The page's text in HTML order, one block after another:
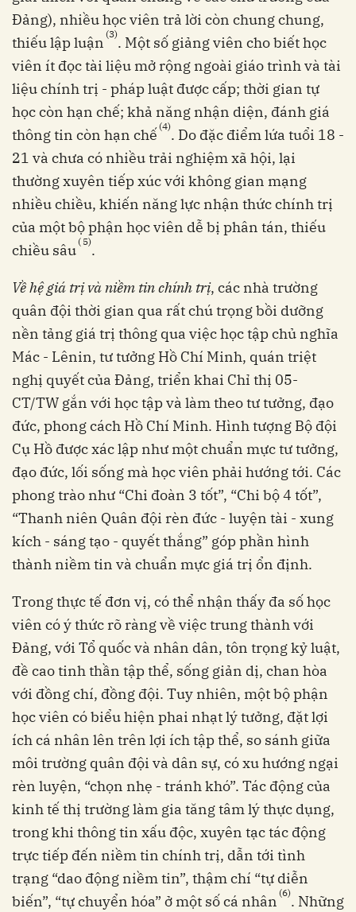
Đảng), nhiều học viên trả lời còn chung chung,
thiếu lập luận (3). Một số giảng viên cho biết học
viên ít đọc tài liệu mở rộng ngoài giáo trình và tài
liệu chính trị - pháp luật được cấp; thời gian tự
học còn hạn chế; khả năng nhận diện, đánh giá
thông tin còn hạn chế (4). Do đặc điểm lứa tuổi 18 -
21 và chưa có nhiều trải nghiệm xã hội, lại
thường xuyên tiếp xúc với không gian mạng
nhiều chiều, khiến năng lực nhận thức chính trị
của một bộ phận học viên dễ bị phân tán, thiếu
chiều sâu( 5).
Về hệ giá trị và niềm tin chính trị, các nhà trường
quân đội thời gian qua rất chú trọng bồi dưỡng
nền tảng giá trị thông qua việc học tập chủ nghĩa
Mác - Lênin, tư tưởng Hồ Chí Minh, quán triệt
nghị quyết của Đảng, triển khai Chỉ thị 05-
CT/TW gắn với học tập và làm theo tư tưởng, đạo
đức, phong cách Hồ Chí Minh. Hình tượng Bộ đội
Cụ Hồ được xác lập như một chuẩn mực tư tưởng,
đạo đức, lối sống mà học viên phải hướng tới. Các
phong trào như “Chi đoàn 3 tốt”, “Chi bộ 4 tốt”,
“Thanh niên Quân đội rèn đức - luyện tài - xung
kích - sáng tạo - quyết thắng” góp phần hình
thành niềm tin và chuẩn mực giá trị ổn định.
Trong thực tế đơn vị, có thể nhận thấy đa số học
viên có ý thức rõ ràng về việc trung thành với
Đảng, với Tổ quốc và nhân dân, tôn trọng kỷ luật,
đề cao tinh thần tập thể, sống giản dị, chan hòa
với đồng chí, đồng đội. Tuy nhiên, một bộ phận
học viên có biểu hiện phai nhạt lý tưởng, đặt lợi
ích cá nhân lên trên lợi ích tập thể, so sánh giữa
môi trường quân đội và dân sự, có xu hướng ngại
rèn luyện, “chọn nhẹ - tránh khó”. Tác động của
kinh tế thị trường làm gia tăng tâm lý thực dụng,
trong khi thông tin xấu độc, xuyên tạc tác động
trực tiếp đến niềm tin chính trị, dẫn tới tình
trạng “dao động niềm tin”, thậm chí “tự diễn
biến”, “tự chuyển hóa” ở một số cá nhân (6). Những